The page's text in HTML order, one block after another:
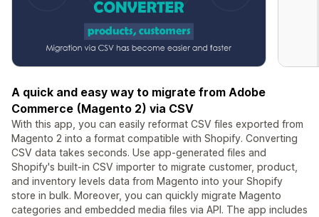
A quick and easy way to migrate from Adobe
Commerce (Magento 2) via CSV
With this app, you can easily reformat CSV files exported from
Magento 2 into a format compatible with Shopify. Converting
CSV data takes seconds. Use app-generated files and
Shopify's built-in CSV importer to migrate customer, product,
and inventory levels data from Magento into your Shopify
store in bulk. Moreover, you can quickly migrate Magento
categories and embedded media files via API. The app includes